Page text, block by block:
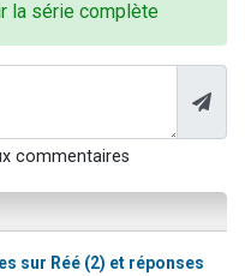
la série complète
commentaires
sur Réé (2) et réponses